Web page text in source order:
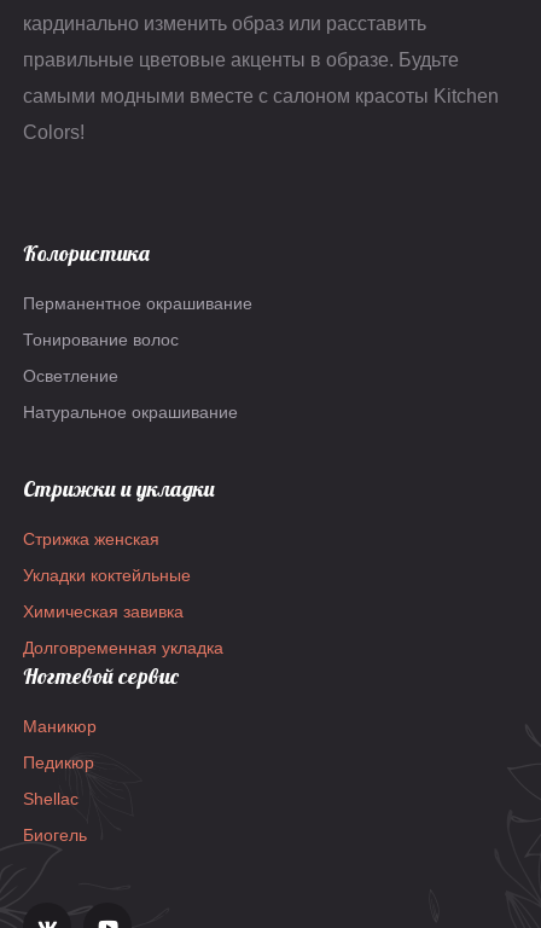
кардинально изменить образ или расставить
правильные цветовые акценты в образе. Будьте
самыми модными вместе с салоном красоты Kitchen
Colors!
Колористика
Перманентное окрашивание
Тонирование волос
Осветление
Натуральное окрашивание
Стрижки и укладки
Стрижка женская
Укладки коктейльные
Химическая завивка
Долговременная укладка
Ногтевой сервис
Маникюр
Педикюр
Shellac
Биогель